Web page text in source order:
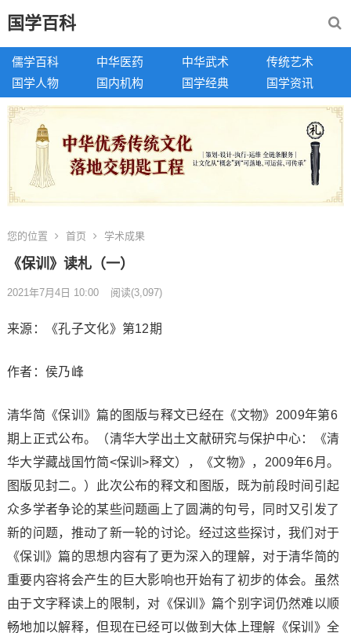
国学百科
儒学百科 中华医药 中华武术
传统艺术
国学人物
国内机构 国学经典 国学资讯
您的位置 首页 学术成果
《保训》读札（一）
2021年7月4日 10:00 阅读(3,097)
来源：《孔子文化》第12期
作者：侯乃峰
清华简《保训》篇的图版与释文已经在《文物》2009年第6
期上正式公布。（清华大学出土文献研究与保护中心：《清
华大学藏战国竹简<保训>释文），《文物》，2009年6月。
图版见封二。）此次公布的释文和图版，既为前段时间引起
众多学者争论的某些问题画上了圆满的句号，同时又引发了
新的问题，推动了新一轮的讨论。经过这些探讨，我们对于
《保训》篇的思想内容有了更为深入的理解，对于清华简的
重要内容将会产生的巨大影响也开始有了初步的体会。虽然
由于文字释读上的限制，对《保训》篇个别字词仍然难以顺
畅地加以解释，但现在已经可以做到大体上理解《保训》全